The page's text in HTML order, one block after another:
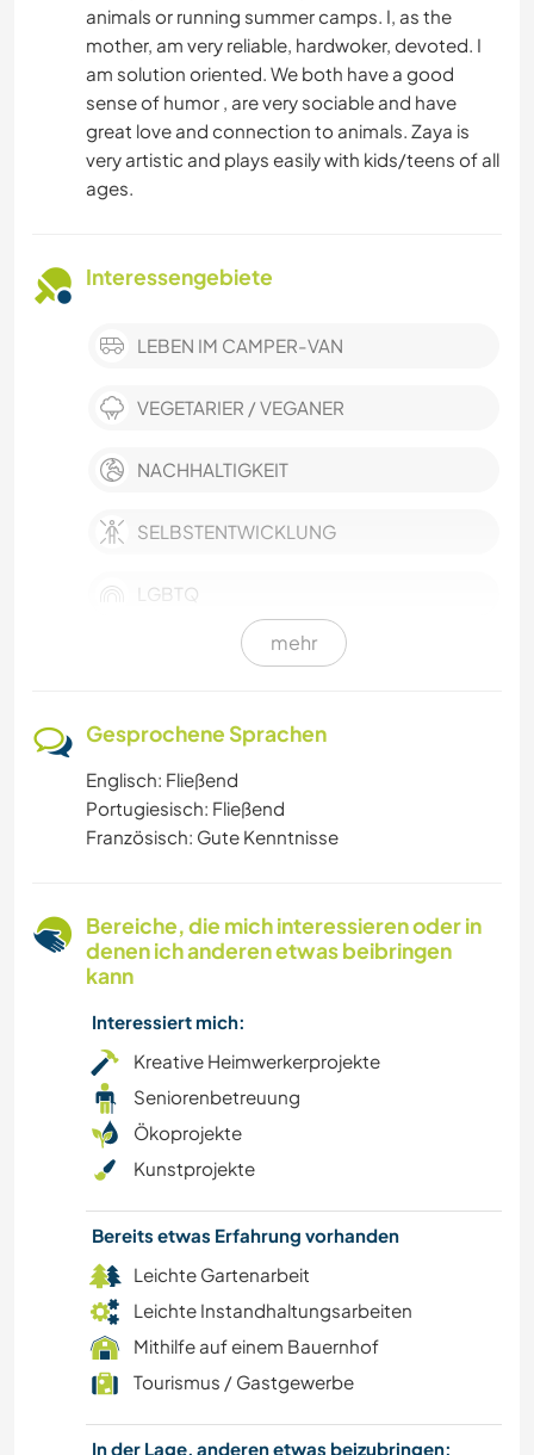
animals or running summer camps. I, as the
mother, am very reliable, hardwoker, devoted. I
am solution oriented. We both have a good
sense of humor , are very sociable and have
great love and connection to animals. Zaya is
very artistic and plays easily with kids/teens of all
ages.
Interessengebiete
LEBEN IM CAMPER-VAN
VEGETARIER / VEGANER
NACHHALTIGKEIT
SELBSTENTWICKLUNG
LGBTQ
FARMARBEIT
GÄRTNERN
SPRACHEN
HEIMWERKEN & DIY
KOCHEN & BACKEN
BÜCHER
KUNST & DESIGN
TIERE
YOGA / WELLNESS
SEGELN / BOOTE
OUTDOOR-AKTIVITÄTEN
mehr
Gesprochene Sprachen
Englisch: Fließend
Portugiesisch: Fließend
Französisch: Gute Kenntnisse
Bereiche, die mich interessieren oder in
denen ich anderen etwas beibringen
kann
Interessiert mich:
Kreative Heimwerkerprojekte
Seniorenbetreuung
Ökoprojekte
Kunstprojekte
Bereits etwas Erfahrung vorhanden
Leichte Gartenarbeit
Leichte Instandhaltungsarbeiten
Mithilfe auf einem Bauernhof
Tourismus / Gastgewerbe
In der Lage, anderen etwas beizubringen: